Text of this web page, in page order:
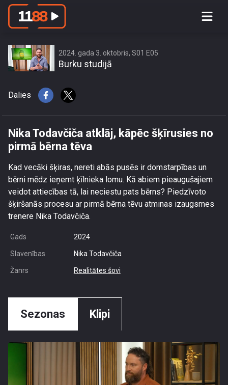
Nika Todavčiča atklāj, kāpēc šķīrusies
2024. gada 3. oktobris, S01 E05
Burku studijā
Dalies
Nika Todavčiča atklāj, kāpēc šķīrusies no
pirmā bērna tēva
Kad vecāki šķiras, nereti abās pusēs ir domstarpības un
bērni mēdz ieņemt ķīlnieka lomu. Kā abiem pieaugušajiem
veidot attiecības tā, lai neciestu pats bērns? Piedzīvoto
šķiršanās procesu ar pirmā bērna tēvu atminas izaugsmes
trenere Nika Todavčiča.
Gads 2024
Slavenības Nika Todavčiča
Žanrs Realitātes šovi
Sezonas Klipi